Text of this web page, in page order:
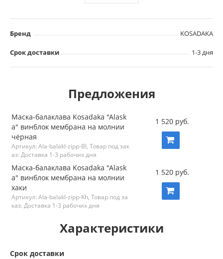
Бренд KOSADAKA
Срок доставки 1-3 дня
Предложения
Маска-балаклава Kosadaka "Alask
a" винблок мембрана на молнии
чёрная
Артикул: Ala-balakl-zipp-Bl, Товар под зак
аз: Доставка 1-3 рабочих дня
1 520 руб.
Маска-балаклава Kosadaka "Alask
a" винблок мембрана на молнии
хаки
Артикул: Ala-balakl-zipp-Kh, Товар под за
каз: Доставка 1-3 рабочих дня
1 520 руб.
Характеристики
Срок доставки